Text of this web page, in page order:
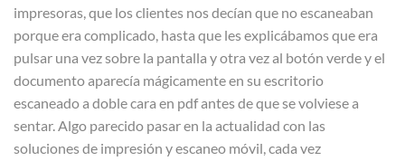
impresoras, que los clientes nos decían que no escaneaban
porque era complicado, hasta que les explicábamos que era
pulsar una vez sobre la pantalla y otra vez al botón verde y el
documento aparecía mágicamente en su escritorio
escaneado a doble cara en pdf antes de que se volviese a
sentar. Algo parecido pasar en la actualidad con las
soluciones de impresión y escaneo móvil, cada vez